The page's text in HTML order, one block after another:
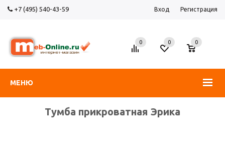
+7 (495) 540-43-59 Вход Регистрация
МЕНЮ
0 0
0
Тумба прикроватная Эрика